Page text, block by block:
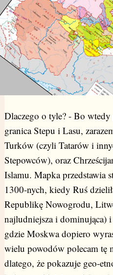
Dlaczego o tyle? - Bo wtedy
granica Stepu i Lasu,
Turków (czyli Tatarów i
Stepowców), oraz
Islamu. Mapka przedstawia
1300-nych, kiedy Ruś
Republikę Nowogrodu,
najludniejsza i dominująca)
gdzie Moskwa dopiero
wielu powodów polecam tę
dlatego, że pokazuje geo-